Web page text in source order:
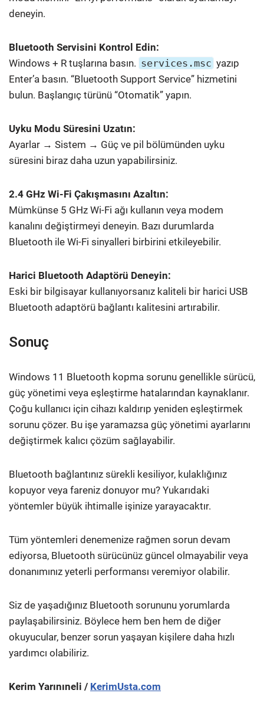
deneyin.
Bluetooth Servisini Kontrol Edin:
Windows + R tuşlarına basın. services.msc yazıp
Enter’a basın. “Bluetooth Support Service” hizmetini
bulun. Başlangıç türünü “Otomatik” yapın.
Uyku Modu Süresini Uzatın:
Ayarlar → Sistem → Güç ve pil bölümünden uyku
süresini biraz daha uzun yapabilirsiniz.
2.4 GHz Wi-Fi Çakışmasını Azaltın:
Mümkünse 5 GHz Wi-Fi ağı kullanın veya modem
kanalını değiştirmeyi deneyin. Bazı durumlarda
Bluetooth ile Wi-Fi sinyalleri birbirini etkileyebilir.
Harici Bluetooth Adaptörü Deneyin:
Eski bir bilgisayar kullanıyorsanız kaliteli bir harici USB
Bluetooth adaptörü bağlantı kalitesini artırabilir.
Sonuç
Windows 11 Bluetooth kopma sorunu genellikle sürücü,
güç yönetimi veya eşleştirme hatalarından kaynaklanır.
Çoğu kullanıcı için cihazı kaldırıp yeniden eşleştirmek
sorunu çözer. Bu işe yaramazsa güç yönetimi ayarlarını
değiştirmek kalıcı çözüm sağlayabilir.
Bluetooth bağlantınız sürekli kesiliyor, kulaklığınız
kopuyor veya fareniz donuyor mu? Yukarıdaki
yöntemler büyük ihtimalle işinize yarayacaktır.
Tüm yöntemleri denemenize rağmen sorun devam
ediyorsa, Bluetooth sürücünüz güncel olmayabilir veya
donanımınız yeterli performansı veremiyor olabilir.
Siz de yaşadığınız Bluetooth sorununu yorumlarda
paylaşabilirsiniz. Böylece hem ben hem de diğer
okuyucular, benzer sorun yaşayan kişilere daha hızlı
yardımcı olabiliriz.
Kerim Yarınıneli / KerimUsta.com